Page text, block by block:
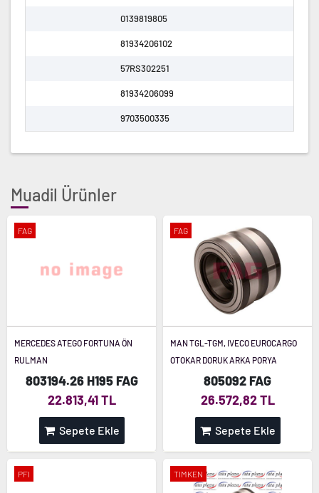
0139819805
81934206102
57RS302251
81934206099
9703500335
Muadil Ürünler
FAG
MERCEDES ATEGO FORTUNA ÖN
RULMAN
803194.26 H195 FAG
22.813,41 TL
Sepete Ekle
FAG
MAN TGL-TGM, IVECO EUROCARGO
OTOKAR DORUK ARKA PORYA
805092 FAG
26.572,82 TL
Sepete Ekle
PFI TIMKEN